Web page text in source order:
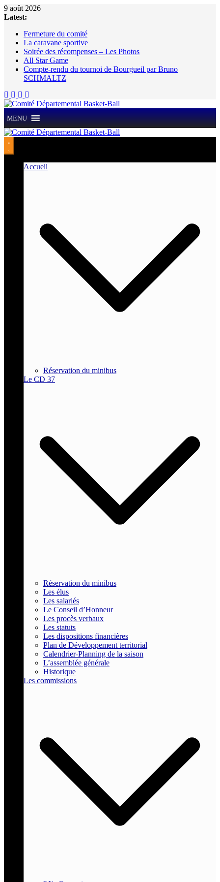
Passer
au
9 août 2026
Latest:
Fermeture du comité
La caravane sportive
Soirée des récompenses – Les Photos
All Star Game
Compte-rendu du tournoi de Bourgueil par Bruno
SCHMALTZ
MENU
Accueil
Réservation du minibus
Le CD 37
Réservation du minibus
Les élus
Les salariés
Le Conseil d’Honneur
Les procès verbaux
Les statuts
Les dispositions financières
Plan de Développement territorial
Calendrier-Planning de la saison
L’assemblée générale
Historique
Les commissions